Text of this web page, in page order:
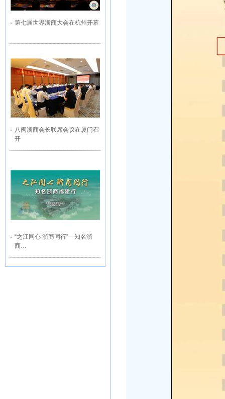
第七届世界浙商大会在杭州开幕
八闽浙商会长联席会议在厦门召
开
“之江同心 浙商同行”—知名浙
商…